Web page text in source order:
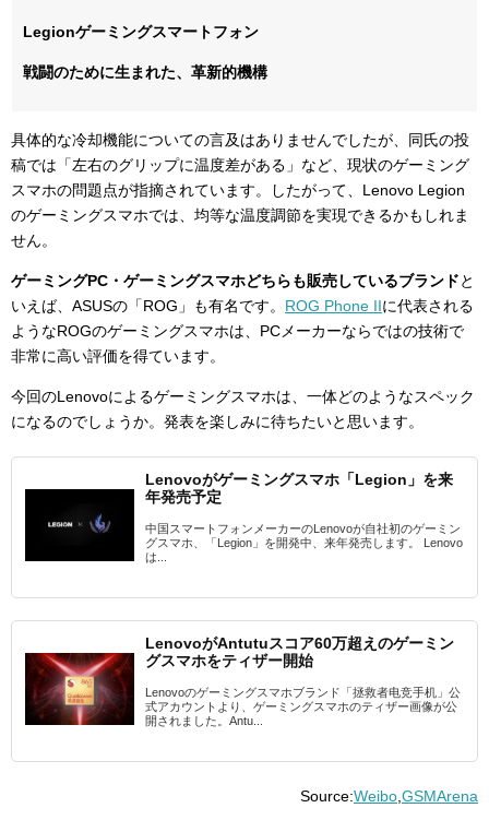
Legionゲーミングスマートフォン
戦闘のために生まれた、革新的機構
具体的な冷却機能についての言及はありませんでしたが、同氏の投
稿では「左右のグリップに温度差がある」など、現状のゲーミング
スマホの問題点が指摘されています。したがって、Lenovo Legion
のゲーミングスマホでは、均等な温度調節を実現できるかもしれま
せん。
ゲーミングPC・ゲーミングスマホどちらも販売しているブランドと
いえば、ASUSの「ROG」も有名です。 ROG Phone IIに代表される
ようなROGのゲーミングスマホは、PCメーカーならではの技術で
非常に高い評価を得ています。
今回のLenovoによるゲーミングスマホは、一体どのようなスペック
になるのでしょうか。発表を楽しみに待ちたいと思います。
Lenovoがゲーミングスマホ「Legion」を来
年発売予定
中国スマートフォンメーカーのLenovoが自社初のゲーミン
グスマホ、「Legion」を開発中、来年発売します。 Lenovo
は...
LenovoがAntutuスコア60万超えのゲーミン
グスマホをティザー開始
Lenovoのゲーミングスマホブランド「拯救者电竞手机」公
式アカウントより、ゲーミングスマホのティザー画像が公
開されました。Antu...
Source:Weibo GSMArena